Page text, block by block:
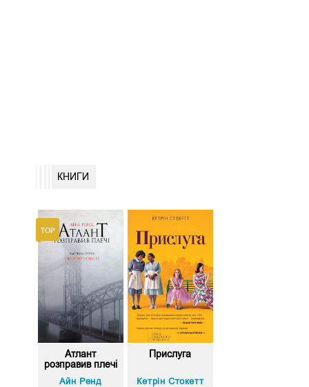
КНИГИ
Атлант
розправив плечі
Айн Ренд
Прислуга
Кетрін Стокетт